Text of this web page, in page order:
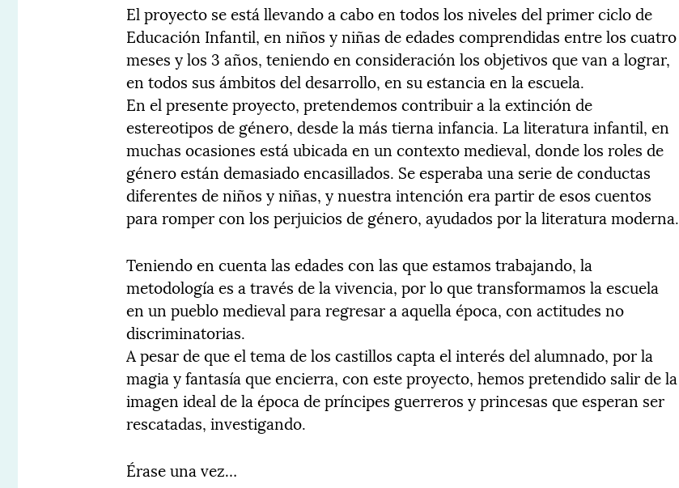
El proyecto se está llevando a cabo en todos los niveles del primer ciclo de
Educación Infantil, en niños y niñas de edades comprendidas entre los cuatro
meses y los 3 años, teniendo en consideración los objetivos que van a lograr,
en todos sus ámbitos del desarrollo, en su estancia en la escuela.
En el presente proyecto, pretendemos contribuir a la extinción de
estereotipos de género, desde la más tierna infancia. La literatura infantil, en
muchas ocasiones está ubicada en un contexto medieval, donde los roles de
género están demasiado encasillados. Se esperaba una serie de conductas
diferentes de niños y niñas, y nuestra intención era partir de esos cuentos
para romper con los perjuicios de género, ayudados por la literatura moderna.
Teniendo en cuenta las edades con las que estamos trabajando, la
metodología es a través de la vivencia, por lo que transformamos la escuela
en un pueblo medieval para regresar a aquella época, con actitudes no
discriminatorias.
A pesar de que el tema de los castillos capta el interés del alumnado, por la
magia y fantasía que encierra, con este proyecto, hemos pretendido salir de la
imagen ideal de la época de príncipes guerreros y princesas que esperan ser
rescatadas, investigando.
Érase una vez…